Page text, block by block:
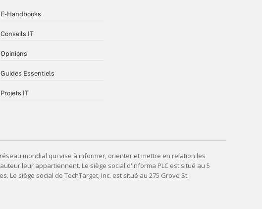
E-Handbooks
Conseils IT
Opinions
Guides Essentiels
Projets IT